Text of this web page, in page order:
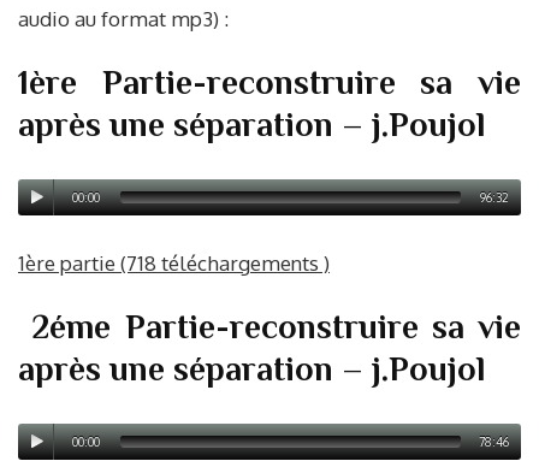
audio au format mp3) :
1ère Partie-reconstruire sa vie
après une séparation – j.Poujol
00:00 96:32
1ère partie (718 téléchargements )
2éme Partie-reconstruire sa vie
après une séparation – j.Poujol
00:00 78:46